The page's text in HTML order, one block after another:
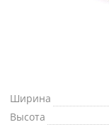
Ширина
Высота